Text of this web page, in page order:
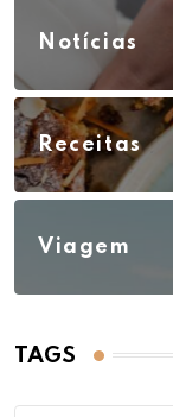
Notícias
Receitas
Viagem
TAGS